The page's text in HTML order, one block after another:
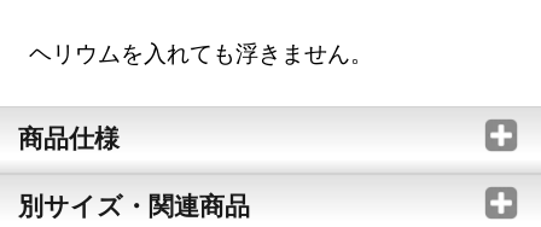
ヘリウムを入れても浮きません。
商品仕様
別サイズ・関連商品